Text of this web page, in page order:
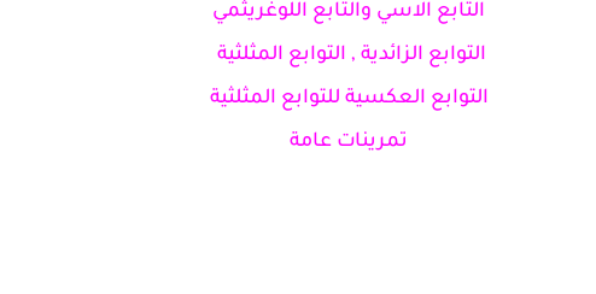
التابع الاسي والتابع اللوغريثمي
التوابع الزائدية , التوابع المثلثية
التوابع العكسية للتوابع المثلثية
تمرينات عامة